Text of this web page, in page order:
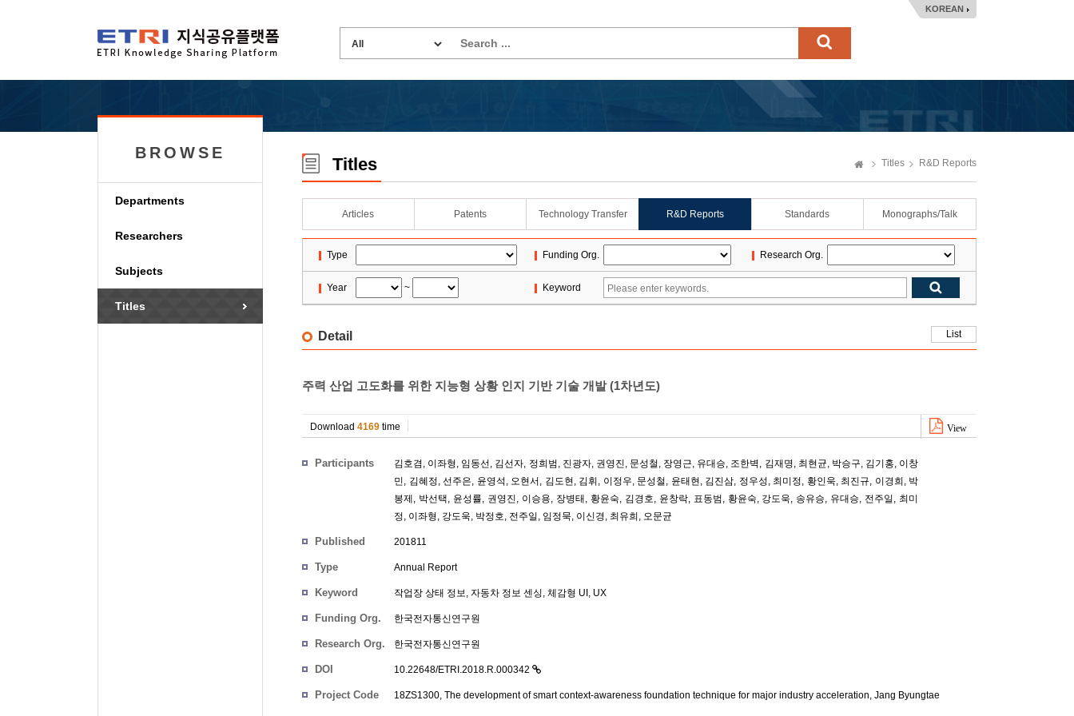
KOREAN
BROWSE
Departments
Researchers
Subjects
Titles
Titles Titles R&D Reports
Articles Patents Technology Transfer R&D Reports Standards Monographs/Talk
Type Funding Org. Research Org.
Year ~ Keyword
Detail List
주력 산업 고도화를 위한 지능형 상황 인지 기반 기술 개발 (1차년도)
Download 4169 time View
Participants 김호겸 , 이좌형, 임동선, 김선자, 정희범 , 진광자, 권영진, 문성철 , 장영근, 유대승, 조한벽 , 김재명, 최현균, 박승구, 김기홍, 이창
민, 김혜정,선주은, 윤영석 , 오현서 , 김도현 , 김휘 , 이정우, 문성철 , 윤태현 , 김진삼, 정우성, 최미정, 황인욱, 최진규, 이경희 , 박
봉제 , 박선택, 윤성률, 권영진, 이승용, 장병태 , 황윤숙, 김경호, 윤창락, 표동범 , 황윤숙, 강도욱, 송유승, 유대승, 전주일 , 최미
정, 이좌형, 강도욱, 박정호, 전주일 , 임정묵, 이신경, 최유희 , 오문균
Published 201811
Type Annual Report
Keyword 작업장 상태 정보, 자동차 정보 센싱, 체감형 UI, UX
Funding Org. 한국전자통신연구원
Research Org. 한국전자통신연구원
DOI 10.22648/ETRI.2018.R.000342
Project Code 18ZS1300, The development of smart context-awareness foundation technique for major industry acceleration, Jang Byungtae